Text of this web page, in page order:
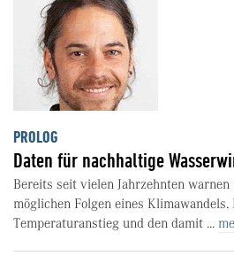
PROLOG
Daten für nachhaltige
Bereits seit vielen Jahrzehnten
möglichen Folgen eines Klimawandels.
Temperaturanstieg und den damit ...